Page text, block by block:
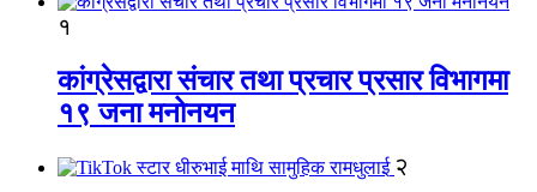
१
कांग्रेसद्वारा संचार तथा प्रचार प्रसार विभागमा
१९ जना मनोनयन
२